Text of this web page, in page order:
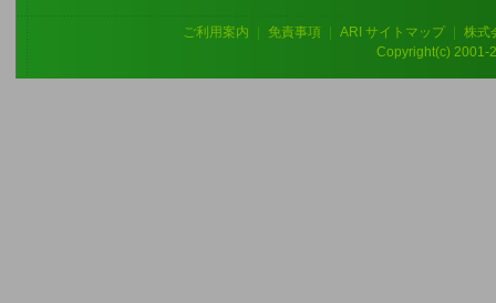
ご利用案内 免責事項 ARI サイトマップ
株式
Copyright(c) 2001-